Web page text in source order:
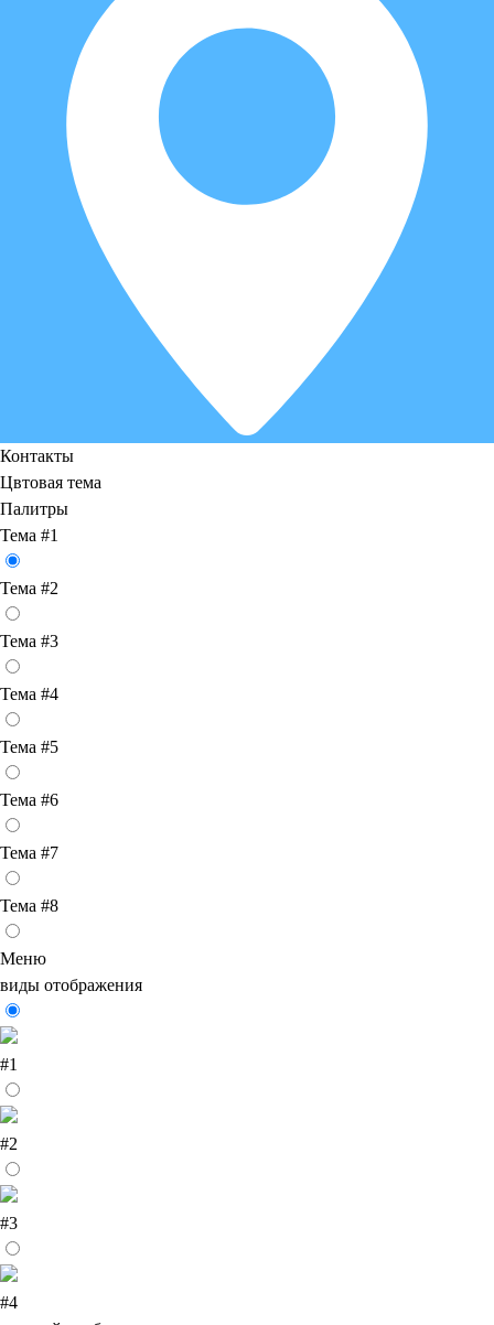
Контакты
Цвтовая тема
Палитры
Тема #1
Тема #2
Тема #3
Тема #4
Тема #5
Тема #6
Тема #7
Тема #8
Меню
виды отображения
#1
#2
#3
#4